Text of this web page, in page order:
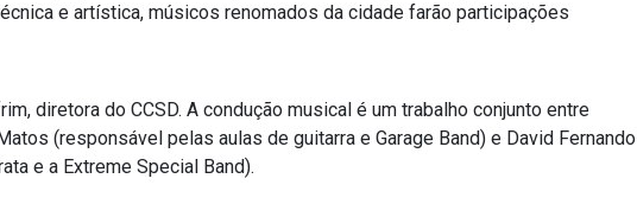
e artística, músicos renomados da cidade farão participações
diretora do CCSD. A condução musical é um trabalho conjunto entre
(responsável pelas aulas de guitarra e Garage Band) e David Fernando
e a Extreme Special Band).